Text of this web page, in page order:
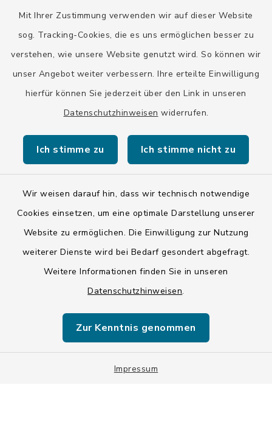
Mit Ihrer Zustimmung verwenden wir auf dieser Website
sog. Tracking-Cookies, die es uns ermöglichen besser zu
verstehen, wie unsere Website genutzt wird. So können wir
unser Angebot weiter verbessern. Ihre erteilte Einwilligung
hierfür können Sie jederzeit über den Link in unseren
Datenschutzhinweisen widerrufen.
Ich stimme zu Ich stimme nicht zu
Wir weisen darauf hin, dass wir technisch notwendige
Cookies einsetzen, um eine optimale Darstellung unserer
Website zu ermöglichen. Die Einwilligung zur Nutzung
weiterer Dienste wird bei Bedarf gesondert abgefragt.
Weitere Informationen finden Sie in unseren
Datenschutzhinweisen.
Zur Kenntnis genommen
Impressum
Raiffeisenbank Isar Loisachtal eG
DE92 7016 9543 0001 0005 00
GENODEF1HHS
HypoVereinsbank
DE20 7002 0270 3630 1010 09
HYVEDEMMXXX
Kontakt
Datenschutz
Sitemap